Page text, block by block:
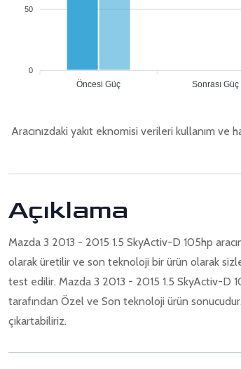
50
0
Öncesi Güç Sonrası Güç
Aracınızdaki yakıt eknomisi verileri kullanım
Açıklama
Mazda 3 2013 - 2015 1.5 SkyActiv-D 105hp
olarak üretilir ve son teknoloji bir ürün olarak
test edilir. Mazda 3 2013 - 2015 1.5 SkyActiv-D
tarafından Özel ve Son teknoloji ürün
çıkartabiliriz.